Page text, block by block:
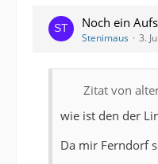
Noch ein
Stenimaus 3.
Zitat von
wie ist den der
Da mir Ferndorf